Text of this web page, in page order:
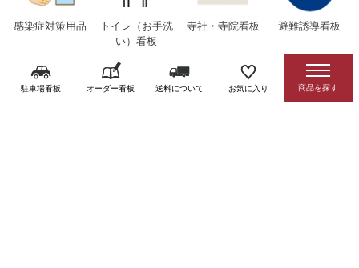
駐車場看板 オーダー看板 送料について お気に入り
感染症対策用品
トイレ（お手洗
い）看板
寺社・寺院看板 避難誘導看板